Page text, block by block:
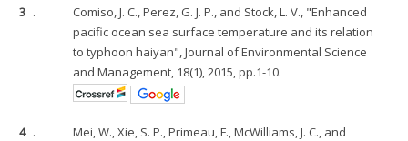
3 .
Comiso, J. C., Perez, G. J. P., and Stock, L. V., "Enhanced
pacific ocean sea surface temperature and its relation
to typhoon haiyan", Journal of Environmental Science
and Management, 18(1), 2015, pp.1-10.
4 .
Mei, W., Xie, S. P., Primeau, F., McWilliams, J. C., and